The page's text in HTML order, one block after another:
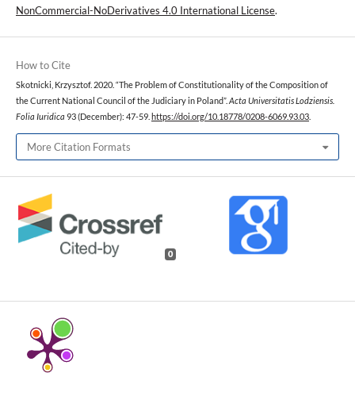
NonCommercial-NoDerivatives 4.0 International License.
How to Cite
Skotnicki, Krzysztof. 2020. “The Problem of Constitutionality of the Composition of
the Current National Council of the Judiciary in Poland”.Acta Universitatis Lodziensis.
Folia Iuridica 93 (December): 47-59. https://doi.org/10.18778/0208-6069.93.03.
More Citation Formats
0